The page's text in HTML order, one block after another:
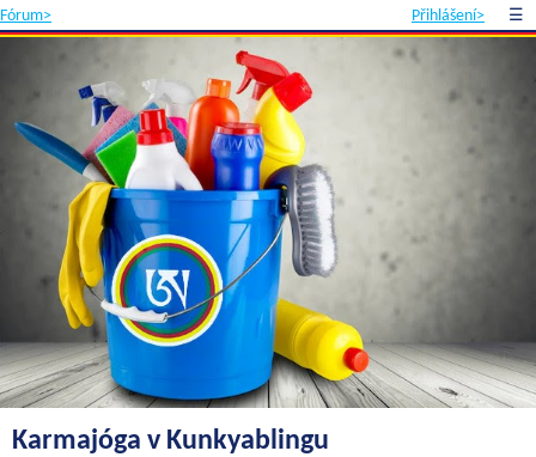
Fórum> Přihlášení> ☰
Karmajóga v Kunkyablingu